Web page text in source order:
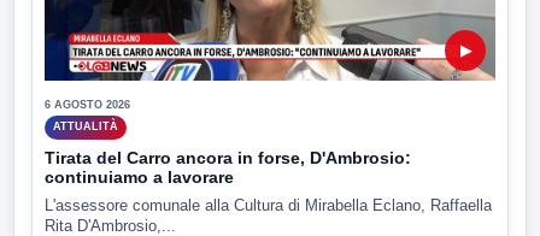
▶
6 AGOSTO 2026
ATTUALITÀ
Tirata del Carro ancora in forse, D'Ambrosio:
continuiamo a lavorare
L'assessore comunale alla Cultura di Mirabella Eclano, Raffaella
Rita D'Ambrosio,...